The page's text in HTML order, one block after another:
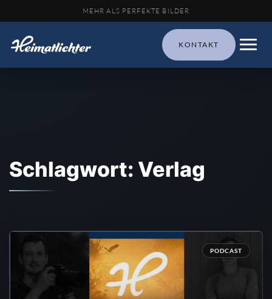
MEHR ALS PERFEKTE BILDER
KONTAKT
Schlagwort: Verlag
PODCAST